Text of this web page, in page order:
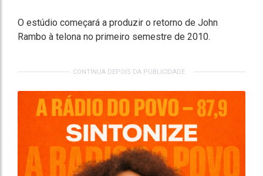
O estúdio começará a produzir o retorno de John
Rambo à telona no primeiro semestre de 2010.
CONTINUA DEPOIS DA PUBLICIDADE